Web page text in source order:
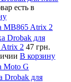
есть в
MB865 Atrix 2
Drobak для
2 47 грн.
В корзину
Moto G
Drobak для